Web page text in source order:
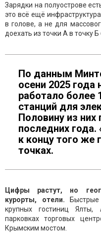
Зарядки на полуострове
это всё ещё
в голове, а не для
доехать из точки А в точку
По данным
осени 2025 года
работало более
станций для
Половину из них
последних года.
к концу того же
точках.
Цифры растут, но
курорты, отели.
крупных гостиниц Ялты,
парковках торговых
Крымским мостом.